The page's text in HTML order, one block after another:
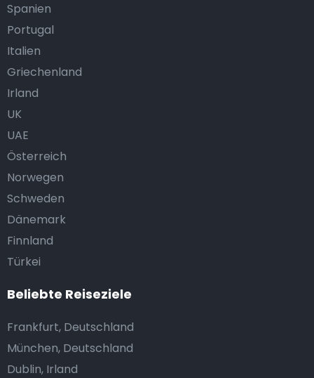
Spanien
Portugal
Italien
Griechenland
Irland
UK
UAE
Österreich
Norwegen
Schweden
Dänemark
Finnland
Türkei
Beliebte Reiseziele
Frankfurt, Deutschland
München, Deutschland
Dublin, Irland